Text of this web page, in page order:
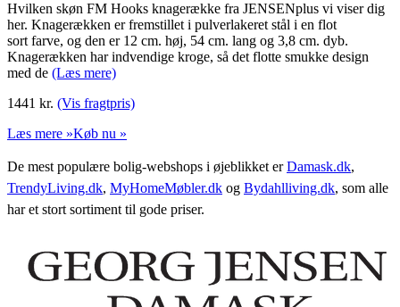
Hvilken skøn FM Hooks knagerække fra JENSENplus vi viser dig
her. Knagerækken er fremstillet i pulverlakeret stål i en flot
sort farve, og den er 12 cm. høj, 54 cm. lang og 3,8 cm. dyb.
Knagerækken har indvendige kroge, så det flotte smukke design
med de (Læs mere)
1441 kr. (Vis fragtpris)
Læs mere »Køb nu »
De mest populære bolig-webshops i øjeblikket erDamask.dk,
TrendyLiving.dk, MyHomeMøbler.dk og Bydahlliving.dk, som alle
har et stort sortiment til gode priser.